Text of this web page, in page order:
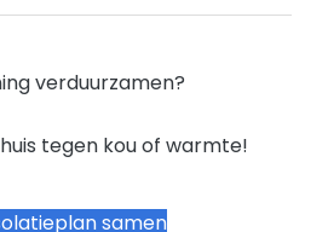
verduurzamen?
tegen kou of warmte!
samen